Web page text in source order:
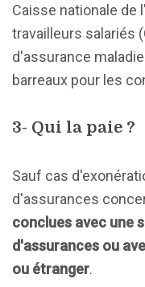
Caisse nationale de
travailleurs salariés
d'assurance
barreaux pour les
3- Qui la paie ?
Sauf cas
d'assurances
conclues avec une
d'assurances ou
ou étranger.